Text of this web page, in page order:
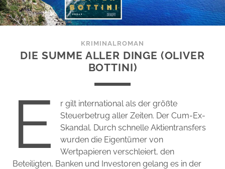
KRIMINALROMAN
DIE SUMME ALLER DINGE (OLIVER
BOTTINI)
E
r gilt international als der größte
Steuerbetrug aller Zeiten. Der Cum-Ex-
Skandal. Durch schnelle Aktientransfers
wurden die Eigentümer von
Wertpapieren verschleiert, den
Beteiligten, Banken und Investoren gelang es in der